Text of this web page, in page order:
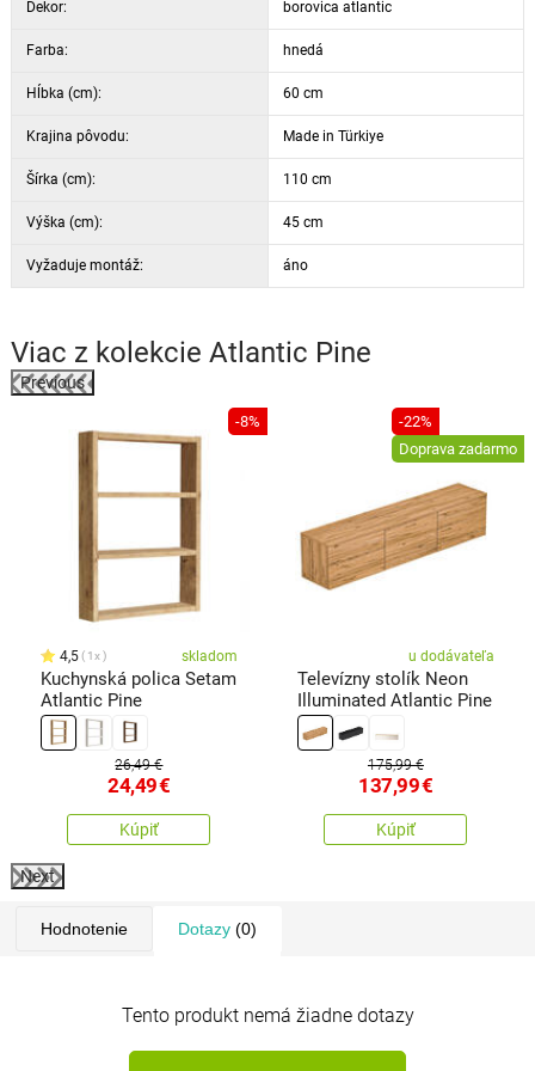
Dekor: borovica atlantic
Farba: hnedá
Hĺbka (cm): 60 cm
Krajina pôvodu: Made in Türkiye
Šírka (cm): 110 cm
Výška (cm): 45 cm
Vyžaduje montáž: áno
Viac z kolekcie Atlantic Pine
Previous
-8%
4,5 1x skladom
Kuchynská polica Setam
Atlantic Pine
26,49 €
24,49€
Kúpiť
-22%
Doprava zadarmo
u dodávateľa
Televízny stolík Neon
Illuminated Atlantic Pine
175,99 €
137,99€
Kúpiť
Next
Hodnotenie Dotazy(0)
Tento produkt nemá žiadne dotazy